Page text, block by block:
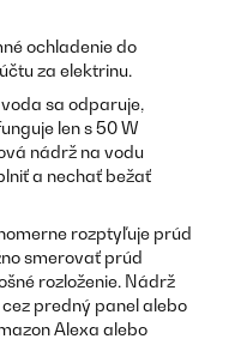
ochladenie do
za elektrinu.
sa odparuje,
len s 50 W
nádrž na vodu
a nechať bežať
rozptyľuje prúd
smerovať prúd
rozloženie. Nádrž
predný panel alebo
Alexa alebo